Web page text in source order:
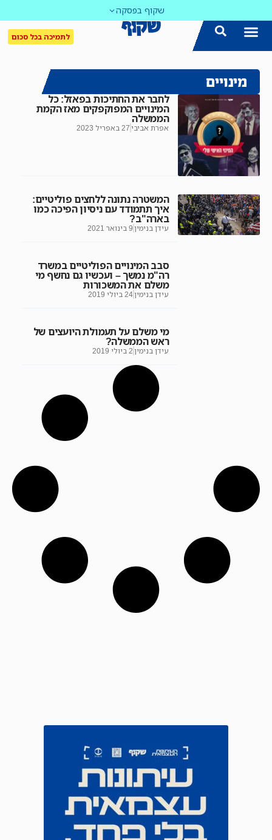
שקוף בפסקה
לתמיכה בכל סכום
מינויים
לחבר את החתיכות בפאזל: כל
המינויים המפוקפקים מאז הקמת
הממשלה
אפרת אביבי 27 באפריל 2023
המשטרה נתונה ללחצים פוליטיים:
איך תתמודד עם ניסיון הפיכה כמו
בארה"ב?
עידן בנימין 9 בינואר 2021
סבב המינויים הפוליטיים במשרד
רה"מ נמשך – ועכשיו גם נחשף מי
משלם את המשכורות
עידן בנימין24 ביולי 2019
מי משלם על תעמולת היועצים של
ראש הממשלה?
עידן בנימין 2 ביולי 2019